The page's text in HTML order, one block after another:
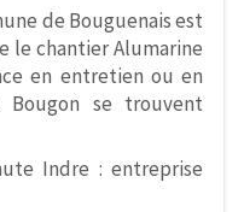
de Bouguenais est
le chantier Alumarine
en entretien ou en
se trouvent
Indre : entreprise